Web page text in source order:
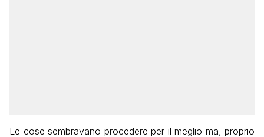
Le cose sembravano procedere per il meglio ma, proprio